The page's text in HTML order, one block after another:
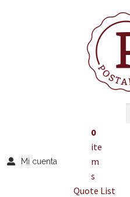
Mi cuenta
0
ite
m
s
Quote List